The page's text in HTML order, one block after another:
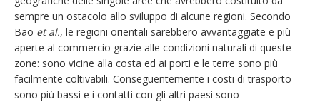
sempre un ostacolo allo sviluppo di alcune regioni. Secondo
Bao et al., le regioni orientali sarebbero avvantaggiate e più
aperte al commercio grazie alle condizioni naturali di queste
zone: sono vicine alla costa ed ai porti e le terre sono più
facilmente coltivabili. Conseguentemente i costi di trasporto
sono più bassi e i contatti con gli altri paesi sono